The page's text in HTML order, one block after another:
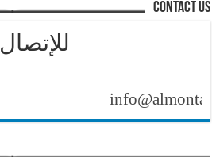
contact us
للإتصال